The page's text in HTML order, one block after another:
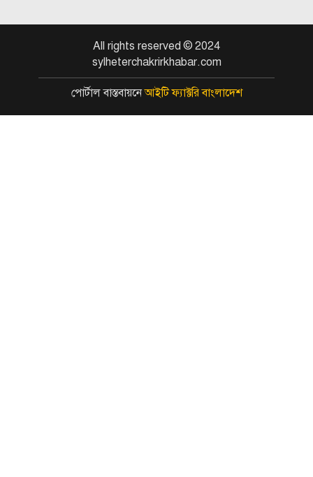
আইসিইউতে হাতকড়া পরে
ভাইরাল হওয়া আ’লীগ নেতার
মৃত্যু
All rights reserved © 2024
sylheterchakrirkhabar.com
পোর্টাল বাস্তবায়নেআইটি ফ্যাক্টরি বাংলাদেশ